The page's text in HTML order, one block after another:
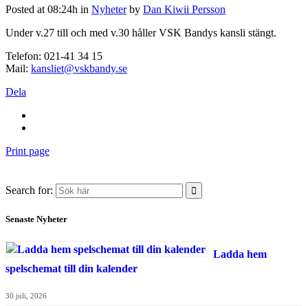
Posted at 08:24h in Nyheter by Dan Kiwii Persson
Under v.27 till och med v.30 håller VSK Bandys kansli stängt.
Telefon: 021-41 34 15
Mail: kansliet@vskbandy.se
Dela
Print page
Search for:
Senaste Nyheter
Ladda hem
spelschemat till din kalender
30 juli, 2026